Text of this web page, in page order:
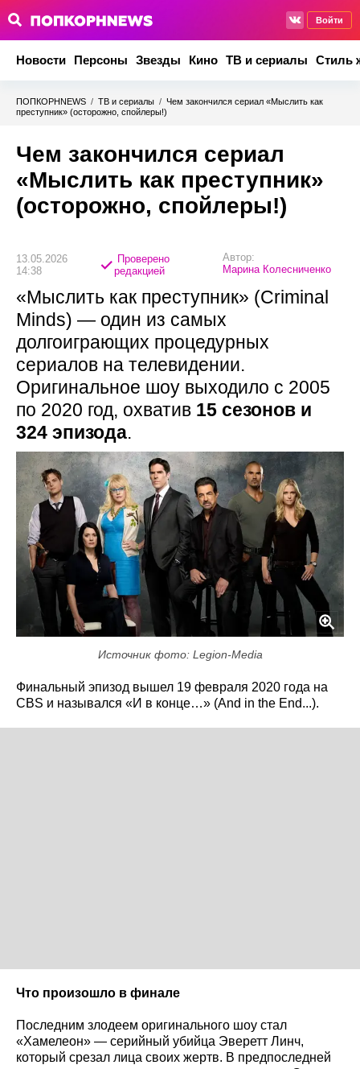
Войти
Новости Персоны Звезды Кино ТВ и сериалы Стиль
ПОПКОРНNEWS / ТВ и сериалы / Чем закончился сериал «Мыслить как
преступник» (осторожно, спойлеры!)
Чем закончился сериал
«Мыслить как преступник»
(осторожно, спойлеры!)
13.05.2026
14:38
Проверено
редакцией
Автор:
Марина Колесниченко
«Мыслить как преступник» (Criminal
Minds) — один из самых
долгоиграющих процедурных
сериалов на телевидении.
Оригинальное шоу выходило с 2005
по 2020 год, охватив 15 сезонов и
324 эпизода.
Источник фото: Legion-Media
Финальный эпизод вышел 19 февраля 2020 года на
CBS и назывался «И в конце…» (And in the End...).
Что произошло в финале
Последним злодеем оригинального шоу стал
«Хамелеон» — серийный убийца Эверетт Линч,
который срезал лица своих жертв. В предпоследней